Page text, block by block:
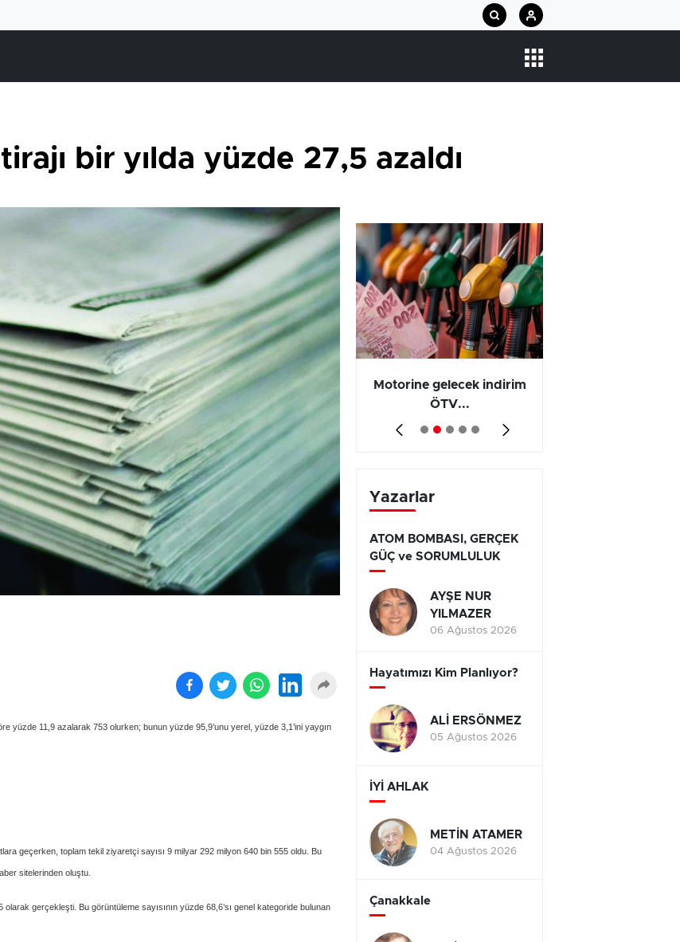
bir yılda yüzde 27,5 azaldı
yüzde 11,9 azalarak 753 olurken; bunun yüzde 95,9’unu yerel, yüzde 3,1’ini yaygın
geçerken, toplam tekil ziyaretçi sayısı 9 milyar 292 milyon 640 bin 555 oldu. Bu
sitelerinden oluştu.
gerçekleşti. Bu görüntüleme sayısının yüzde 68,6’sı genel kategoride bulunan
işyeri sayısında
yüz...
Yönetmeliğe aykırı
süresiz...
Motorine gelecek indirim
ÖTV...
Yazarlar
ATOM BOMBASI, GERÇEK
GÜÇ ve SORUMLULUK
AYŞE NUR
YILMAZER
06 Ağustos 2026
Hayatımızı Kim Planlıyor?
ALİ ERSÖNMEZ
05 Ağustos 2026
İYİ AHLAK
METİN ATAMER
04 Ağustos 2026
Çanakkale